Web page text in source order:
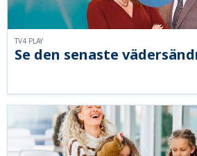
Se den senaste
TV4 PLAY